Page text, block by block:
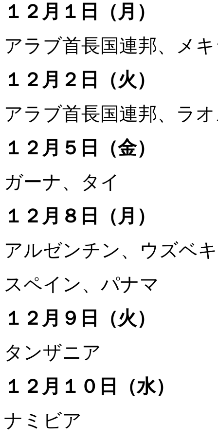
１２月１日（月）
アラブ首長国連邦、メ
１２月２日（火）
アラブ首長国連邦、ラ
１２月５日（金）
ガーナ、タイ
１２月８日（月）
アルゼンチン、ウズベ
スペイン、パナマ
１２月９日（火）
タンザニア
１２月１０日（水）
ナミビア